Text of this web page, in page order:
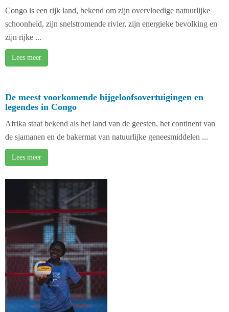
Congo is een rijk land, bekend om zijn overvloedige natuurlijke
schoonheid, zijn snelstromende rivier, zijn energieke bevolking en
zijn rijke ...
Lees meer
De meest voorkomende bijgeloofsovertuigingen en
legendes in Congo
Afrika staat bekend als het land van de geesten, het continent van
de sjamanen en de bakermat van natuurlijke geneesmiddelen ...
Lees meer